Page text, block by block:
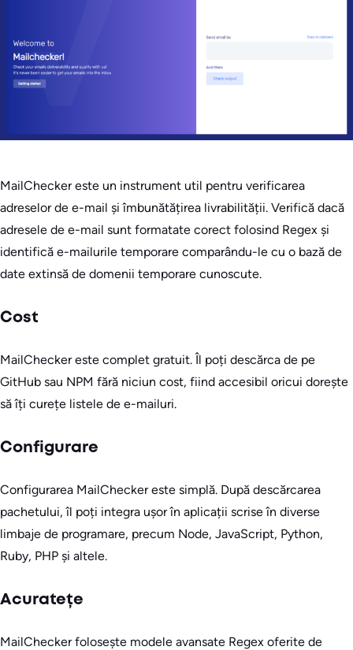
MailChecker este un instrument util pentru verificarea
adreselor de e-mail și îmbunătățirea livrabilității. Verifică dacă
adresele de e-mail sunt formatate corect folosind Regex și
identifică e-mailurile temporare comparându-le cu o bază de
date extinsă de domenii temporare cunoscute.
Cost
MailChecker este complet gratuit. Îl poți descărca de pe
GitHub sau NPM fără niciun cost, fiind accesibil oricui dorește
să îți curețe listele de e-mailuri.
Configurare
Configurarea MailChecker este simplă. După descărcarea
pachetului, îl poți integra ușor în aplicații scrise în diverse
limbaje de programare, precum Node, JavaScript, Python,
Ruby, PHP și altele.
Acuratețe
MailChecker folosește modele avansate Regex oferite de